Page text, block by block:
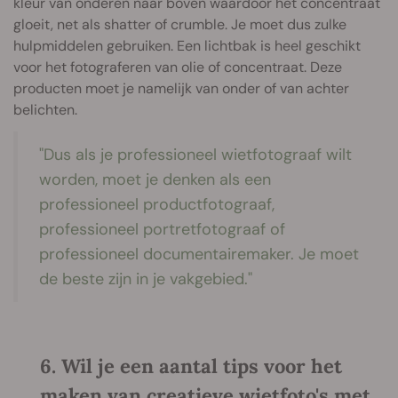
gloeit, net als shatter of crumble. Je moet dus zulke
hulpmiddelen gebruiken. Een lichtbak is heel geschikt
voor het fotograferen van olie of concentraat. Deze
producten moet je namelijk van onder of van achter
belichten.
"Dus als je professioneel wietfotograaf wilt
worden, moet je denken als een
professioneel productfotograaf,
professioneel portretfotograaf of
professioneel documentairemaker. Je moet
de beste zijn in je vakgebied."
6. Wil je een aantal tips voor het